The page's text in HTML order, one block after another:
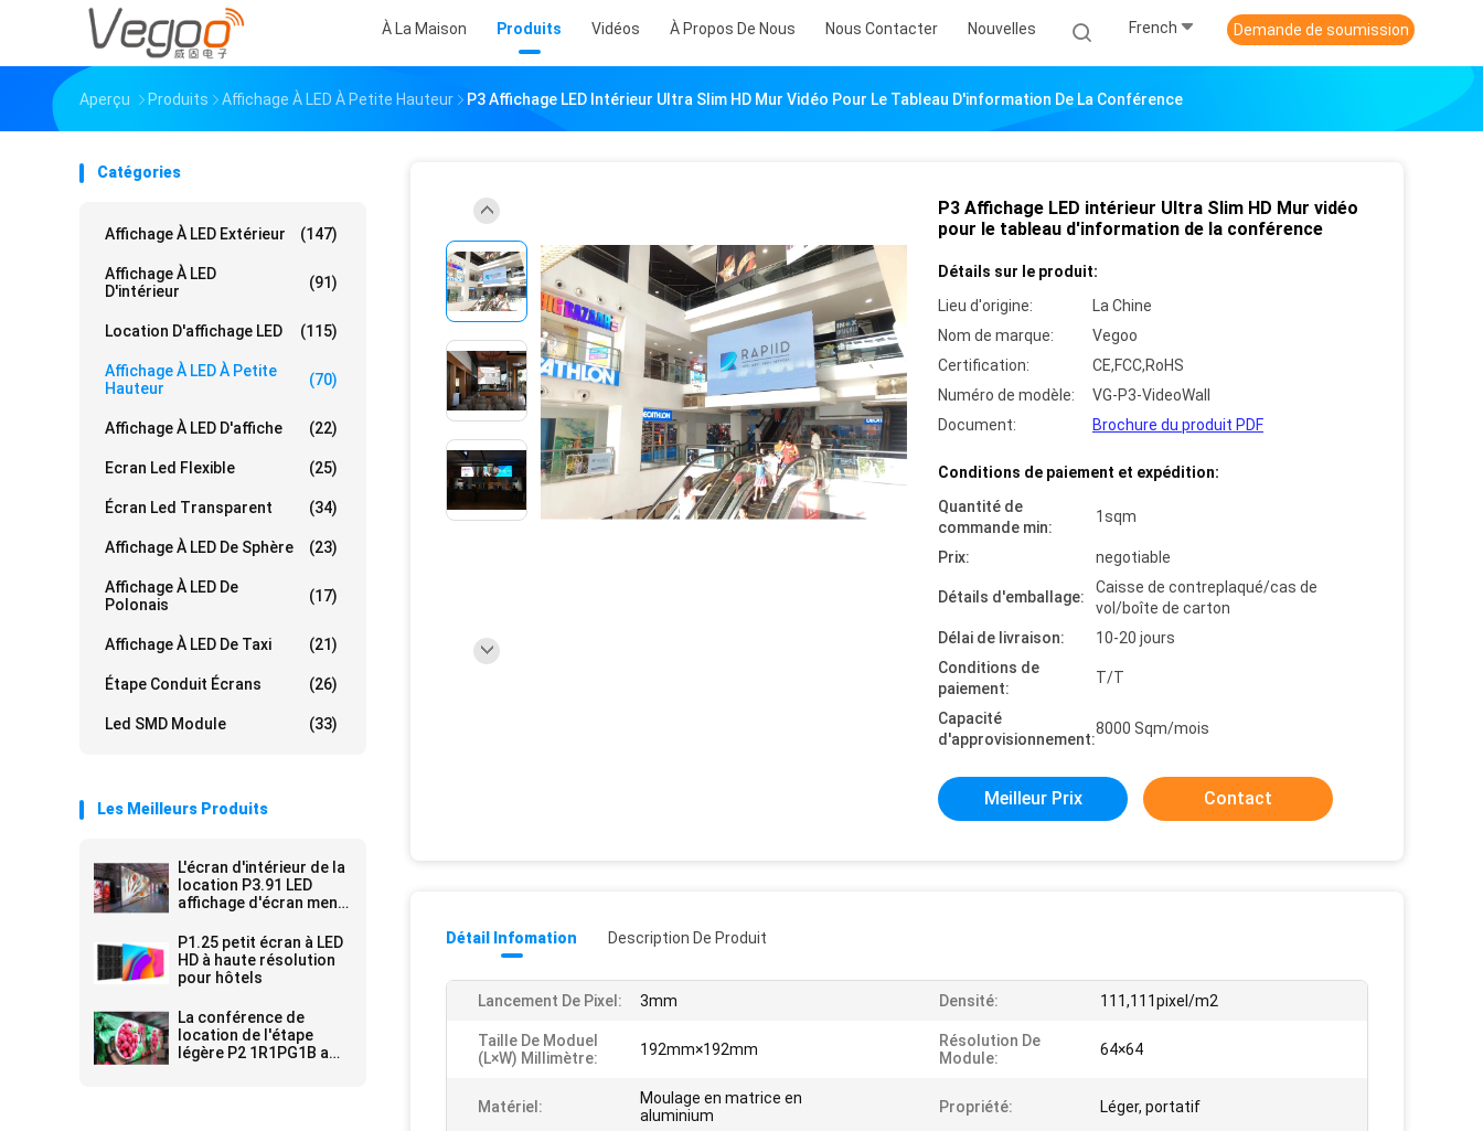
À La Maison Produits Vidéos À Propos De Nous Nous Contacter Nouvelles French Demande de soumission
Aperçu Produits Affichage À LED À Petite Hauteur P3 Affichage LED Intérieur Ultra Slim HD Mur Vidéo Pour Le Tableau D'information De La Conférence
Catégories
Affichage À LED Extérieur (147)
Affichage À LED
D'intérieur
(91)
Location D'affichage LED (115)
Affichage À LED À Petite
Hauteur
(70)
Affichage À LED D'affiche (22)
Ecran Led Flexible (25)
Écran Led Transparent (34)
Affichage À LED De Sphère (23)
Affichage À LED De
Polonais
(17)
Affichage À LED De Taxi (21)
Étape Conduit Écrans (26)
Led SMD Module (33)
Les Meilleurs Produits
L'écran d'intérieur de la
location P3.91 LED
affichage d'écran mené
Smd 2121 de location
d'écran de l'écran
3.91mm LED de
moulage mécanique
sous pression
P1.25 petit écran à LED
HD à haute résolution
pour hôtels
La conférence de
location de l'étape
légère P2 1R1PG1B a
P3 Affichage LED intérieur Ultra Slim HD Mur vidéo
pour le tableau d'information de la conférence
Détails sur le produit:
Lieu d'origine:
La Chine
Nom de marque:
Vegoo
Certification:
CE,FCC,RoHS
Numéro de modèle:
VG-P3-VideoWall
Document:
Brochure du produit PDF
Conditions de paiement et expédition:
Quantité de
commande min:
1sqm
Prix: negotiable
Détails d'emballage:
Caisse de contreplaqué/cas de
vol/boîte de carton
Délai de livraison:
10-20 jours
Conditions de
paiement:
T/T
Capacité
d'approvisionnement:
8000 Sqm/mois
Meilleur Prix Contact
Détail Infomation Description De Produit
Lancement De Pixel: 3mm Densité: 111,111pixel/m2
Taille De Moduel
(L×W) Millimètre:
192mm×192mm
Résolution De
Module:
64×64
Matériel:
Moulage en matrice en
aluminium
Propriété: Léger, portatif